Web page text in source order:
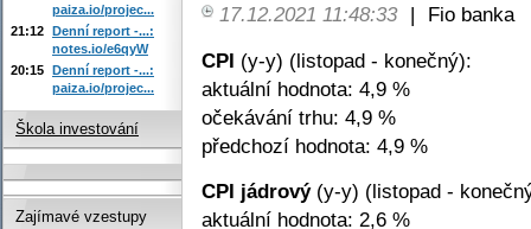
17.12.2021 11:48:33 |
Fio banka
CPI (y-y) (listopad - konečný):
aktuální hodnota: 4,9 %
očekávání trhu: 4,9 %
předchozí hodnota: 4,9 %
CPI jádrový(y-y) (listopad -
aktuální hodnota: 2,6 %
paiza.io/projec...
21:12 Denní report -...:
notes.io/e6qyW
20:15 Denní report -...:
paiza.io/projec...
Škola investování
Zajímavé vzestupy